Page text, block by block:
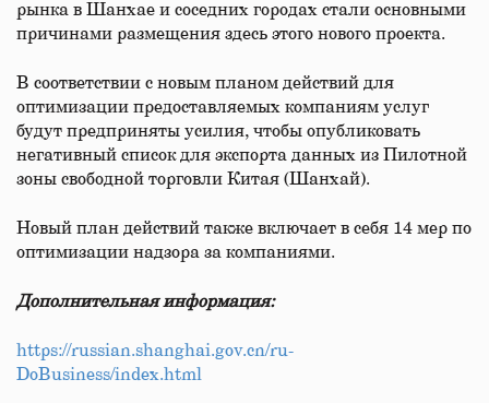
рынка в Шанхае и соседних городах стали основными
причинами размещения здесь этого нового проекта.
В соответствии с новым планом действий для
оптимизации предоставляемых компаниям услуг
будут предприняты усилия, чтобы опубликовать
негативный список для экспорта данных из Пилотной
зоны свободной торговли Китая (Шанхай).
Новый план действий также включает в себя 14 мер по
оптимизации надзора за компаниями.
Дополнительная информация:
https://russian.shanghai.gov.cn/ru-
DoBusiness/index.html